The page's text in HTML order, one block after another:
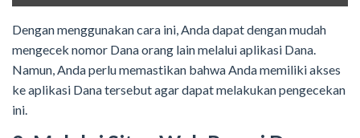
Dengan menggunakan cara ini, Anda dapat dengan mudah
mengecek nomor Dana orang lain melalui aplikasi Dana.
Namun, Anda perlu memastikan bahwa Anda memiliki akses
ke aplikasi Dana tersebut agar dapat melakukan pengecekan
ini.